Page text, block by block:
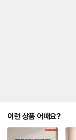
이런 상품 어때요?